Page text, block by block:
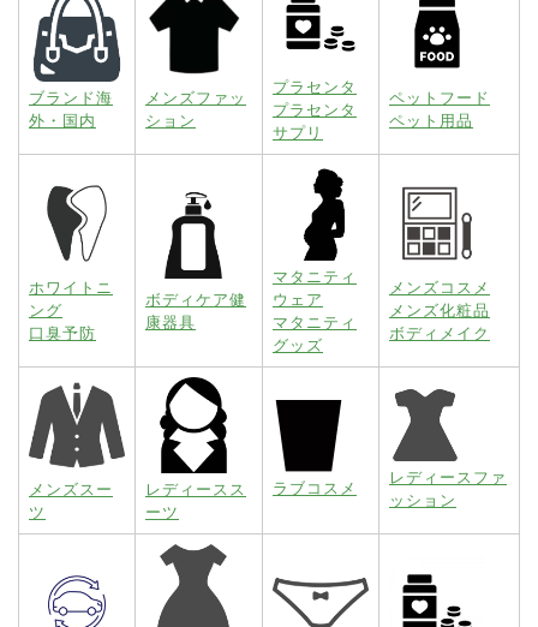
ブランド海
外・国内
メンズファッ
ション
プラセンタ
プラセンタ
サプリ
ペットフード
ペット用品
ホワイトニ
ング
口臭予防
ボディケア健
康器具
マタニティ
ウェア
マタニティ
グッズ
メンズコスメ
メンズ化粧品
ボディメイク
メンズスー
ツ
レディースス
ーツ
ラブコスメ
レディースファ
ッション